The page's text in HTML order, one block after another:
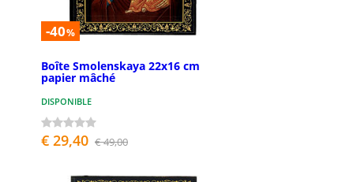
-40%
Boîte Smolenskaya 22x16 cm
papier mâché
DISPONIBLE
€ 29,40 € 49,00